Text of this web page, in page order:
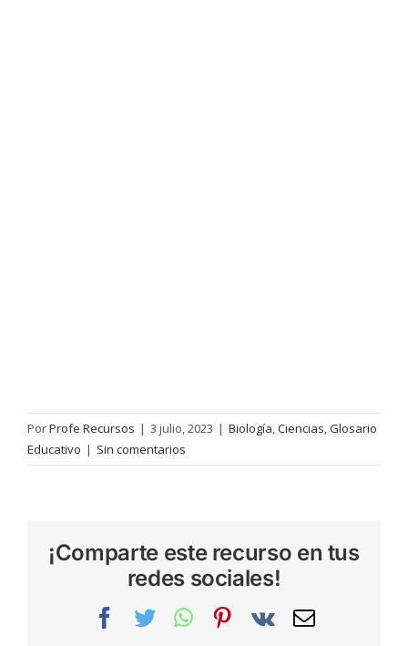
PorProfe Recursos | 3 julio, 2023 | Biología,Ciencias,Glosario
Educativo | Sin comentarios
¡Comparte este recurso en tus
redes sociales!
Facebook
TwitterWhatsAppPinterest
Vk
Correo